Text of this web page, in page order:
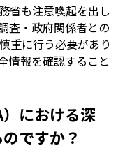
省も注意喚起を出し
査・政府関係者との
重に行う必要があり
情報を確認すること
における深
ですか？